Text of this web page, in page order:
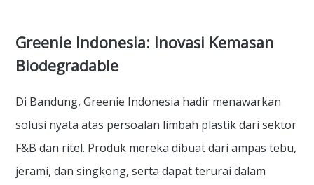
Greenie Indonesia: Inovasi Kemasan
Biodegradable
Di Bandung, Greenie Indonesia hadir menawarkan
solusi nyata atas persoalan limbah plastik dari sektor
F&B dan ritel. Produk mereka dibuat dari ampas tebu,
jerami, dan singkong, serta dapat terurai dalam